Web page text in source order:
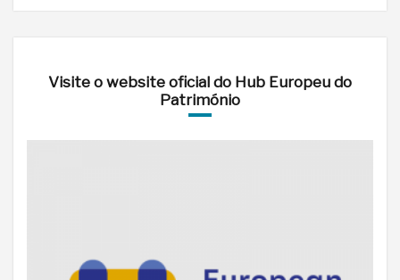
Visite o website oficial do Hub Europeu do
Património